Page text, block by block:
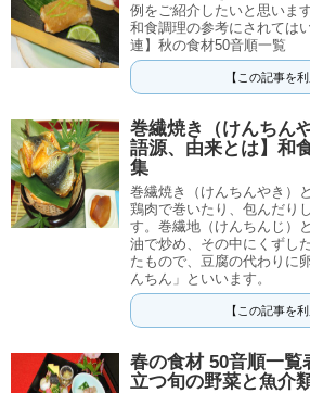
例をご紹介したいと思いま
和食調理の参考にされては
連】秋の食材50音順一覧
【この記事を
巻繊焼き（けんちん
語源、由来とは】和
集
巻繊焼き（けんちんやき）
鶏肉で巻いたり、包んだり
す。巻繊地（けんちんじ）
油で炒め、その中にくずし
たもので、豆腐の代わりに
んちん」といいます。
【この記事を
春の食材 50音順一覧
立つ旬の野菜と魚介